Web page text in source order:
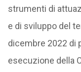
strumenti di
e di sviluppo del
dicembre 2022 di
esecuzione della